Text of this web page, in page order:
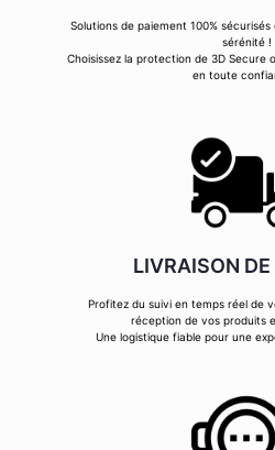
Solutions de paiement 100%
sérénité !
Choisissez la protection de 3D Secure
en toute
LIVRAISON
Profitez du suivi en temps réel de
réception de vos produits
Une logistique fiable pour une